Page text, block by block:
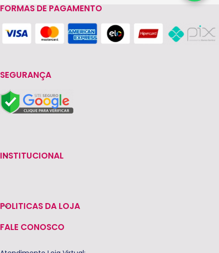
FORMAS DE PAGAMENTO
SEGURANÇA
INSTITUCIONAL
POLITICAS DA LOJA
FALE CONOSCO